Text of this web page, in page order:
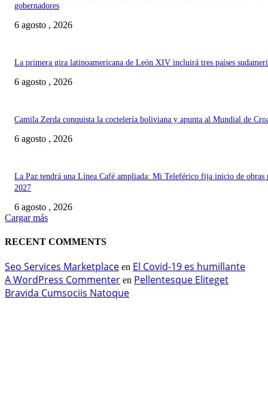
gobernadores
6 agosto , 2026
La primera gira latinoamericana de León XIV incluirá tres países
6 agosto , 2026
Camila Zerda conquista la coctelería boliviana y apunta al Mundial de
6 agosto , 2026
La Paz tendrá una Línea Café ampliada: Mi Teleférico fija inicio de obras
2027
6 agosto , 2026
Cargar más
RECENT COMMENTS
Seo Services Marketplace en El Covid-19 es humillante
A WordPress Commenter en Pellentesque Eliteget
Bravida Cumsociis Natoque